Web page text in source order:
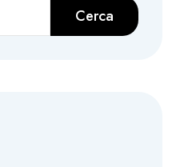
Cerca